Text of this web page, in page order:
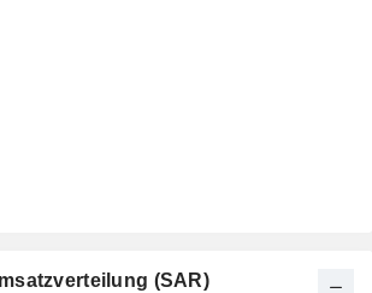
(SAR)